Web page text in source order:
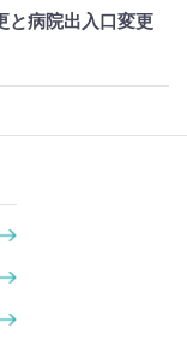
と病院出入口変更